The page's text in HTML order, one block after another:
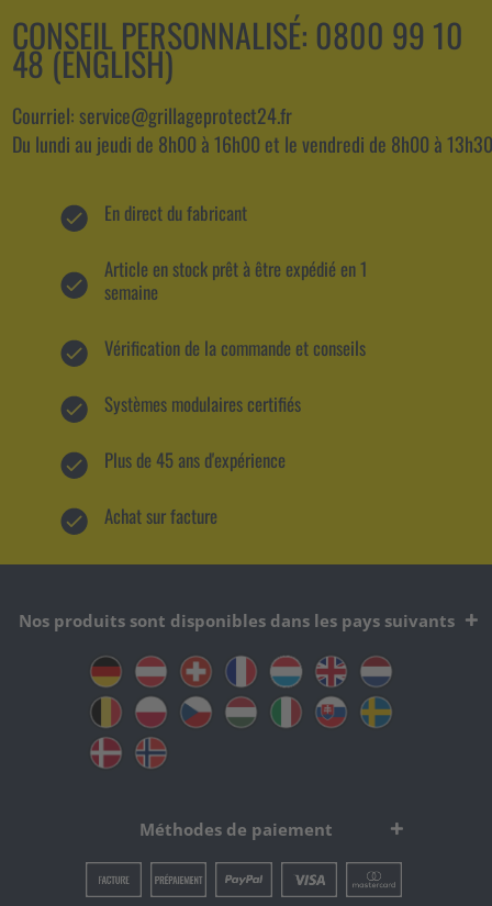
CONSEIL PERSONNALISÉ: 0800 99 10
48 (ENGLISH)
Courriel: service@grillageprotect24.fr
Du lundi au jeudi de 8h00 à 16h00 et le vendredi de 8h00 à
En direct du fabricant
Article en stock prêt à être expédié en 1
semaine
Vérification de la commande et conseils
Systèmes modulaires certifiés
Plus de 45 ans d'expérience
Achat sur facture
Nos produits sont disponibles dans les pays suivants
Méthodes de paiement